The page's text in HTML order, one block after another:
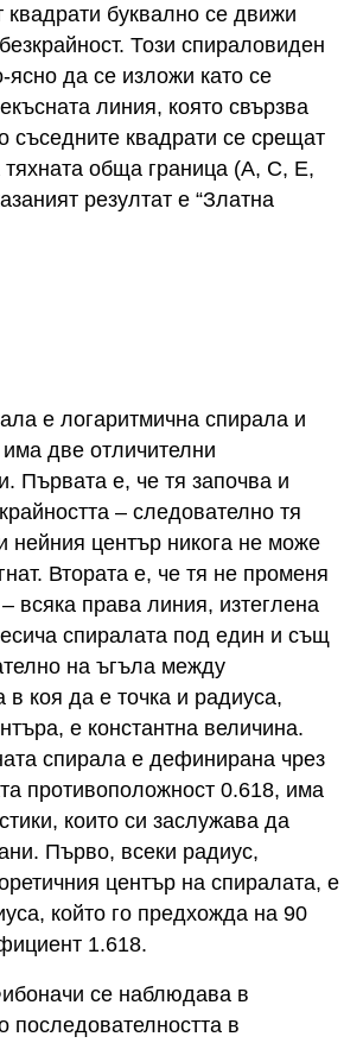
квадрати буквално се движи
Този спираловиден
да се изложи като се
линия, която свързва
съседните квадрати се срещат
обща граница (A, C, E,
резултат е “Златна
е логаритмична спирала и
има две отличителни
Първата е, че тя започва и
– следователно тя
нейния център никога не може
Втората е, че тя не променя
всяка права линия, изтеглена
спиралата под един и същ
на ъгъла между
в коя да е точка и радиуса,
е константна величина.
спирала е дефинирана чрез
противоположност 0.618, има
които си заслужава да
Първо, всеки радиус,
център на спиралата, е
който го предхожда на 90
1.618.
се наблюдава в
последователността в